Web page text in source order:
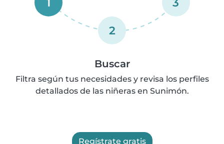
2
Buscar
Filtra según tus necesidades y revisa los perfiles
detallados de las niñeras en Sunimón.
Regístrate gratis